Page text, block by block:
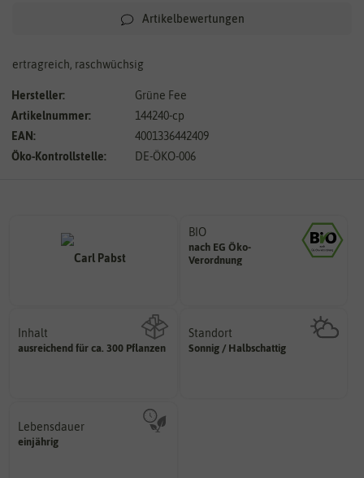
Artikelbewertungen
ertragreich, raschwüchsig
Hersteller:
Grüne Fee
Artikelnummer:
144240-cp
EAN:
4001336442409
Öko-Kontrollstelle:
DE-ÖKO-006
BIO
nach EG Öko-
Verordnung
den Richtlinien der biologischen
Landwirtschaft arbeiten.
Inhalt
ausreichend für ca. 300 Pflanzen
Wie viel ist enthalten
Standort
Sonnig / Halbschattig
Pflanze? (schattig, halbschattig,
sonnig, vollsonnig)
Lebensdauer
einjährig
einjährig, zweijährig oder
mehrjährig.